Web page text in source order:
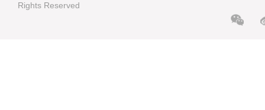
Rights Reserved